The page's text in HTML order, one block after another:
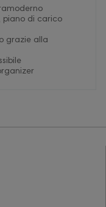
piano di carico
grazie alla